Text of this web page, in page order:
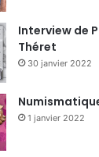
Interview de
Théret
30 janvier 2022
1 janvier 2022